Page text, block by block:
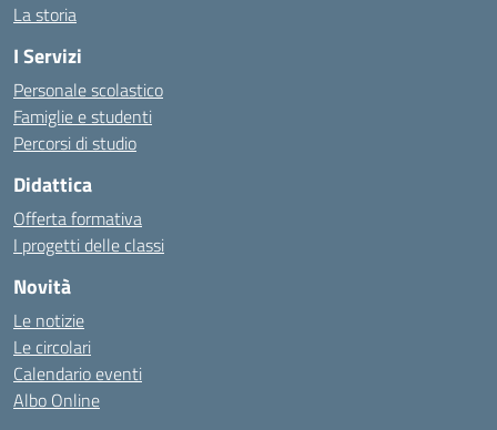
La storia
I Servizi
Personale scolastico
Famiglie e studenti
Percorsi di studio
Didattica
Offerta formativa
I progetti delle classi
Novità
Le notizie
Le circolari
Calendario eventi
Albo Online